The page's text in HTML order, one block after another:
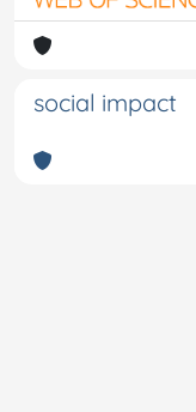
social impact